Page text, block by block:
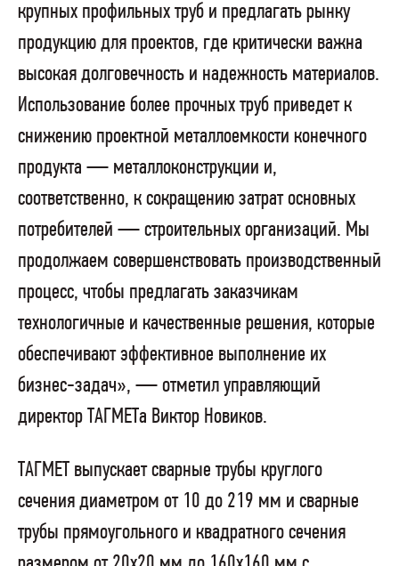
крупных профильных труб и предлагать рынку
продукцию для проектов, где критически важна
высокая долговечность и надежность материалов.
Использование более прочных труб приведет к
снижению проектной металлоемкости конечного
продукта — металлоконструкции и,
соответственно, к сокращению затрат основных
потребителей — строительных организаций. Мы
продолжаем совершенствовать производственный
процесс, чтобы предлагать заказчикам
технологичные и качественные решения, которые
обеспечивают эффективное выполнение их
бизнес-задач», — отметил управляющий
директор ТАГМЕТа Виктор Новиков.
ТАГМЕТ выпускает сварные трубы круглого
сечения диаметром от 10 до 219 мм и сварные
трубы прямоугольного и квадратного сечения